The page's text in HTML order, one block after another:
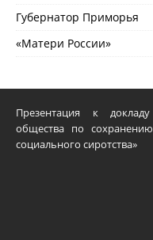
Губернатор Приморья
«Матери России»
Презентация к
общества по
социального сиротства»